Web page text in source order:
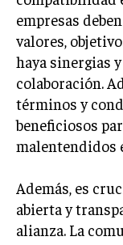
TALENTOS
empresas
valores,
haya sinergias
colaboración.
términos y
beneficiosos
malentendidos
Además, es
abierta y
alianza. La